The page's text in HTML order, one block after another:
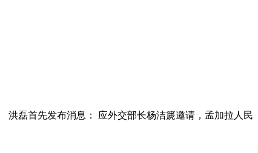
洪磊首先发布消息： 应外交部长杨洁篪邀请，孟加拉人民